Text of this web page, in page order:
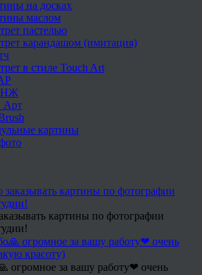
на досках
маслом
пастелью
карандашом (имитация)
в стиле Touch Art
Арт
картины
картины по фотографии
огромное за вашу работу❤ очень